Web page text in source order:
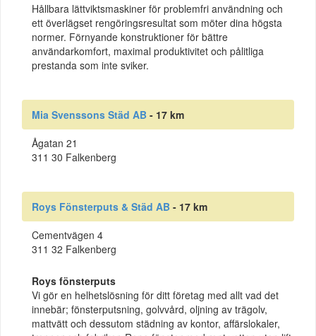
Hållbara lättviktsmaskiner för problemfri användning och
ett överlägset rengöringsresultat som möter dina högsta
normer. Förnyande konstruktioner för bättre
användarkomfort, maximal produktivitet och pålitliga
prestanda som inte sviker.
Mia Svenssons Städ AB - 17 km
Ågatan 21
311 30 Falkenberg
Roys Fönsterputs & Städ AB - 17 km
Cementvägen 4
311 32 Falkenberg
Roys fönsterputs
Vi gör en helhetslösning för ditt företag med allt vad det
innebär; fönsterputsning, golvvård, oljning av trägolv,
mattvätt och dessutom städning av kontor, affärslokaler,